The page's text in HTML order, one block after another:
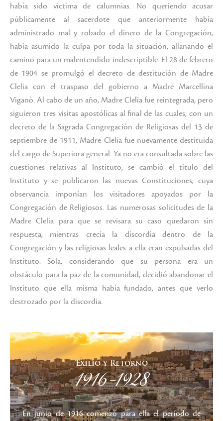
había sido víctima de calumnias. No queriendo acusar
públicamente al sacerdote que anteriormente había
administrado mal y robado el dinero de la Congregación,
había asumido la culpa por toda la situación, allanando el
camino para un malentendido indescriptible. El 28 de febrero
de 1904 se promulgó el decreto de destitución de Madre
Clelia con el traspaso del gobierno a Madre Marcellina
Viganò. Al cabo de un año, Madre Clelia fue reintegrada, pero
siguieron tres visitas apostólicas al final de las cuales, con un
decreto de la Sagrada Congregación de Religiosas del 13 de
septiembre de 1911, Madre Clelia fue nuevamente destituida
del cargo de Superiora general. Ya no era consultada sobre las
cuestiones relativas al Instituto, se cambió el título del
Instituto y se publicaron las nuevas Constituciones, cuya
observancia imponían los visitadores apoyados por la
Congregación de Religiosos. Las numerosas solicitudes de la
Madre Clelia para que se revisara su caso quedaron sin
respuesta, mientras crecía la discordia dentro de la
Congregación y las religiosas leales a ella eran expulsadas del
Instituto. Sola, considerando que su persona era un
obstáculo para la paz de la comunidad, decidió abandonar el
Instituto que ella misma había fundado, antes que verlo
destrozado por la discordia.
Exilio y Retorno
1916-1928
En junio de 1916 comenzó para ella el período de